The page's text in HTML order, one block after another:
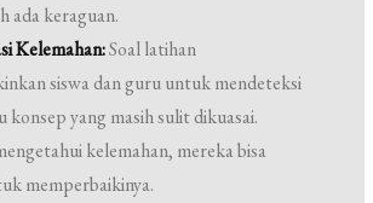
ada keraguan.
Kelemahan:Soal latihan
siswa dan guru untuk mendeteksi
konsep yang masih sulit dikuasai.
kelemahan, mereka bisa
memperbaikinya.